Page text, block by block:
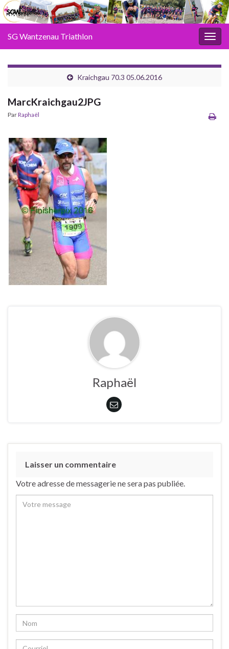
SG Wantzenau Triathlon
Kraichgau 70.3 05.06.2016
MarcKraichgau2JPG
ParRaphaël
Raphaël
Laisser un commentaire
Votre adresse de messagerie ne sera pas publiée.